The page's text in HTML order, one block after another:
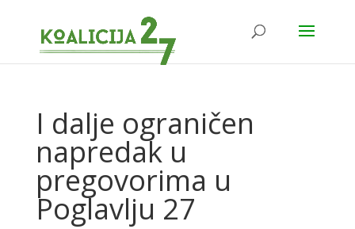
I dalje ograničen
napredak u
pregovorima u
Poglavlju 27